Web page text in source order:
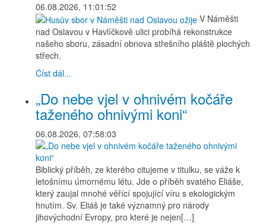
06.08.2026, 11:01:52
V Náměšti
nad Oslavou v Havlíčkově ulici probíhá rekonstrukce
našeho sboru, zásadní obnova střešního pláště plochých
střech.
Číst dál...
„Do nebe vjel v ohnivém kočáře
taženého ohnivými koni“
06.08.2026, 07:58:03
Biblický příběh, ze kterého citujeme v titulku, se váže k
letošnímu úmornému létu. Jde o příběh svatého Eliáše,
který zaujal mnohé věřící spojující víru s ekologickým
hnutím. Sv. Eliáš je také významný pro národy
jihovýchodní Evropy, pro které je nejen[…]